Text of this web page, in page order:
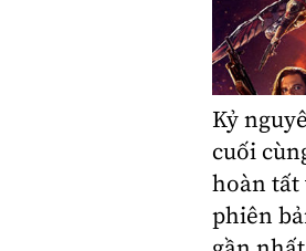
Kỷ
cuối
hoàn tất
phiên